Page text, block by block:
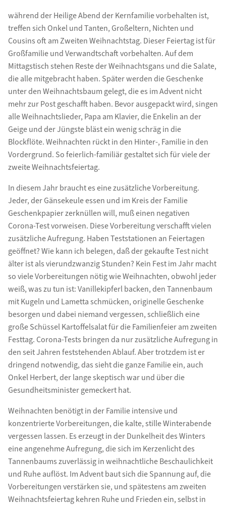
während der Heilige Abend der Kernfamilie vorbehalten ist,
treffen sich Onkel und Tanten, Großeltern, Nichten und
Cousins oft am Zweiten Weihnachtstag. Dieser Feiertag ist für
Großfamilie und Verwandtschaft vorbehalten. Auf dem
Mittagstisch stehen Reste der Weihnachtsgans und die Salate,
die alle mitgebracht haben. Später werden die Geschenke
unter den Weihnachtsbaum gelegt, die es im Advent nicht
mehr zur Post geschafft haben. Bevor ausgepackt wird, singen
alle Weihnachtslieder, Papa am Klavier, die Enkelin an der
Geige und der Jüngste bläst ein wenig schräg in die
Blockflöte. Weihnachten rückt in den Hinter-, Familie in den
Vordergrund. So feierlich-familiär gestaltet sich für viele der
zweite Weihnachtsfeiertag.
In diesem Jahr braucht es eine zusätzliche Vorbereitung.
Jeder, der Gänsekeule essen und im Kreis der Familie
Geschenkpapier zerknüllen will, muß einen negativen
Corona-Test vorweisen. Diese Vorbereitung verschafft vielen
zusätzliche Aufregung. Haben Teststationen an Feiertagen
geöffnet? Wie kann ich belegen, daß der gekaufte Test nicht
älter ist als vierundzwanzig Stunden? Kein Fest im Jahr macht
so viele Vorbereitungen nötig wie Weihnachten, obwohl jeder
weiß, was zu tun ist: Vanillekipferl backen, den Tannenbaum
mit Kugeln und Lametta schmücken, originelle Geschenke
besorgen und dabei niemand vergessen, schließlich eine
große Schüssel Kartoffelsalat für die Familienfeier am zweiten
Festtag. Corona-Tests bringen da nur zusätzliche Aufregung in
den seit Jahren feststehenden Ablauf. Aber trotzdem ist er
dringend notwendig, das sieht die ganze Familie ein, auch
Onkel Herbert, der lange skeptisch war und über die
Gesundheitsminister gemeckert hat.
Weihnachten benötigt in der Familie intensive und
konzentrierte Vorbereitungen, die kalte, stille Winterabende
vergessen lassen. Es erzeugt in der Dunkelheit des Winters
eine angenehme Aufregung, die sich im Kerzenlicht des
Tannenbaums zuverlässig in weihnachtliche Beschaulichkeit
und Ruhe auflöst. Im Advent baut sich die Spannung auf, die
Vorbereitungen verstärken sie, und spätestens am zweiten
Weihnachtsfeiertag kehren Ruhe und Frieden ein, selbst in